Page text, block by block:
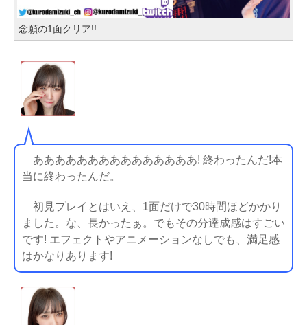
念願の1面クリア!!
あああああああああああああああ! 終わったんだ!本
当に終わったんだ。
初見プレイとはいえ、1面だけで30時間ほどかかり
ました。な、長かったぁ。でもその分達成感はすごい
です! エフェクトやアニメーションなしでも、満足感
はかなりあります!